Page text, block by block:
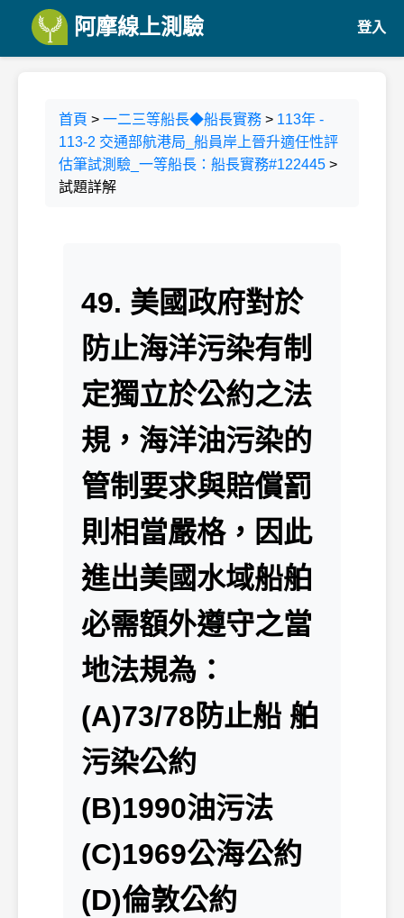
阿摩線上測驗 登入
首頁 > 一二三等船長◆船長實務 > 113年 -
113-2 交通部航港局_船員岸上晉升適任性評
估筆試測驗_一等船長：船長實務#122445 >
試題詳解
49. 美國政府對於
防止海洋污染有制
定獨立於公約之法
規，海洋油污染的
管制要求與賠償罰
則相當嚴格，因此
進出美國水域船舶
必需額外遵守之當
地法規為：
(A)73/78防止船 舶
污染公約
(B)1990油污法
(C)1969公海公約
(D)倫敦公約